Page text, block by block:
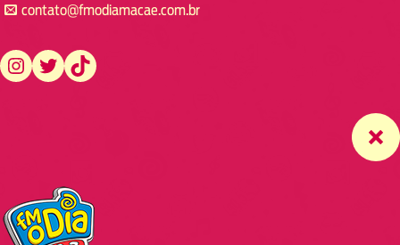
contato@fmodiamacae.com.br
https://www.instagram.com/fmodia.macae/ https://twitter.com/fmodia.macae/ https://www.tiktok.com/@fmodia.macae